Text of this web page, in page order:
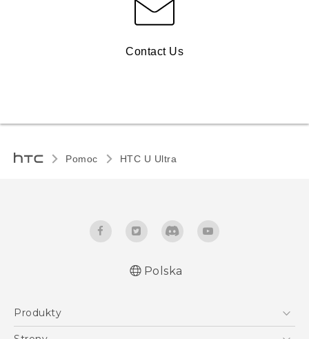
Contact Us
Pomoc HTC U Ultra‎
Polska
Produkty
Smartfony